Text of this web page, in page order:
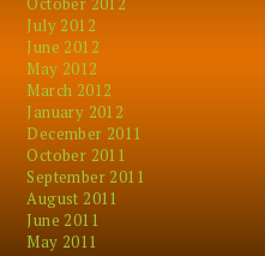
July 2012
June 2012
May 2012
March 2012
January 2012
December 2011
October 2011
September 2011
August 2011
June 2011
May 2011